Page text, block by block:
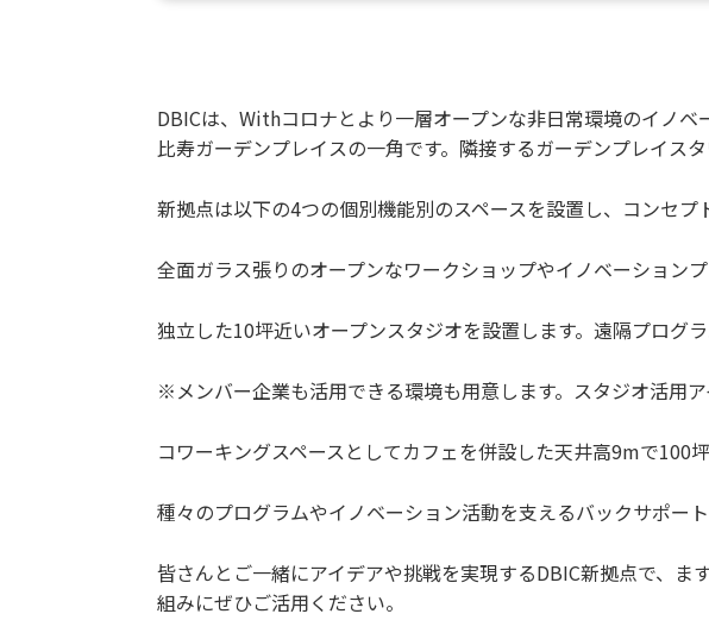
DBICは、Withコロナとより一層オープンな非日常環境のイノ
比寿ガーデンプレイスの一角です。隣接するガーデンプレイス
新拠点は以下の4つの個別機能別のスペースを設置し、コンセプ
全面ガラス張りのオープンなワークショップやイノベーション
独立した10坪近いオープンスタジオを設置します。遠隔プログ
※メンバー企業も活用できる環境も用意します。スタジオ活用ア
コワーキングスペースとしてカフェを併設した天井高9mで100
種々のプログラムやイノベーション活動を支えるバックサポート
皆さんとご一緒にアイデアや挑戦を実現するDBIC新拠点で、
組みにぜひご活用ください。